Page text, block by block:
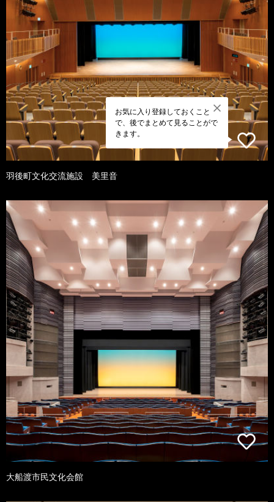
お気に入り登録しておくこと
で、後でまとめて見ることがで
きます。
羽後町文化交流施設 美里音
大船渡市民文化会館